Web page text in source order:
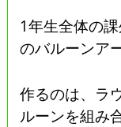
1年生全体の
のバルーンア
作るのは、ラ
ルーンを組み